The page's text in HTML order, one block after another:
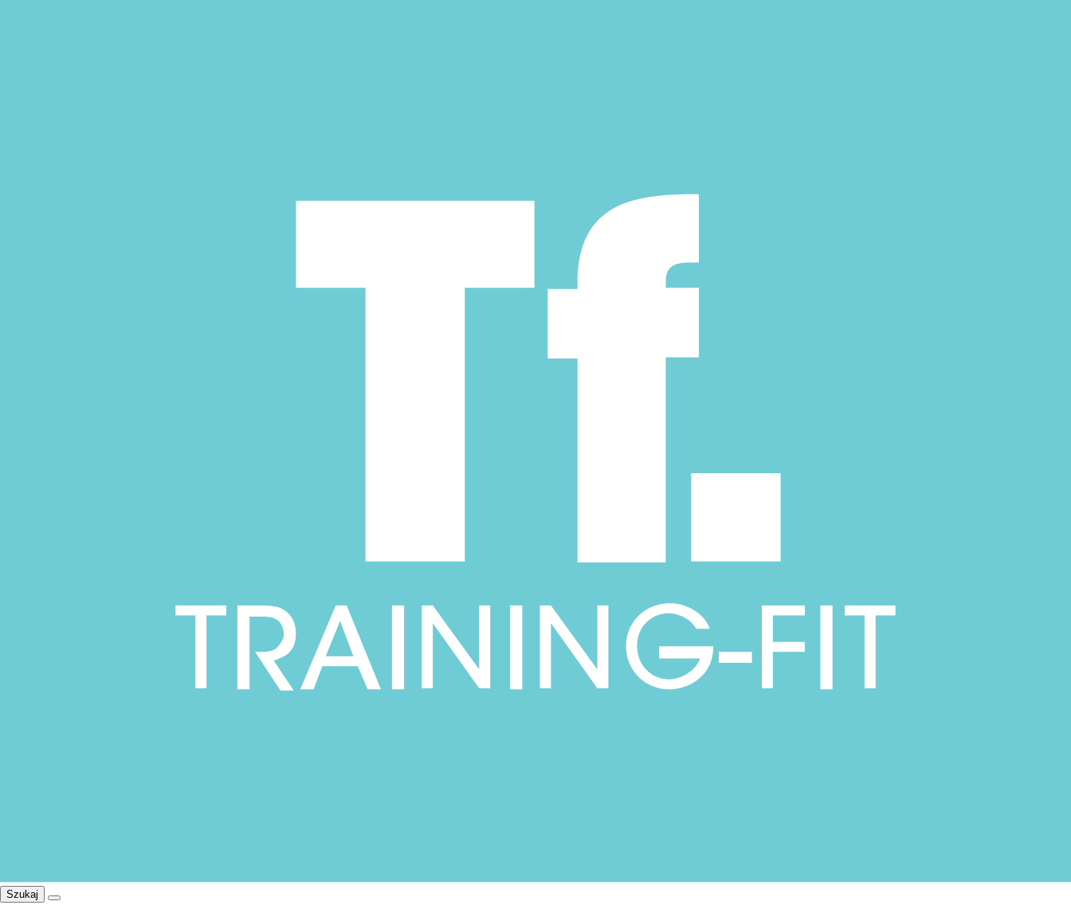
Szukaj